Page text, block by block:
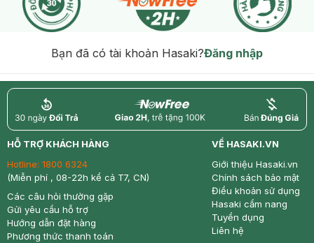
Bạn đã có tài khoản Hasaki?Đăng nhập
return nowfree price
HỖ TRỢ KHÁCH HÀNG
Hotline: 1800 6324
(Miễn phí , 08-22h kể cả T7, CN)
Các câu hỏi thường gặp
Gửi yêu cầu hỗ trợ
Hướng dẫn đặt hàng
Phương thức thanh toán
VỀ HASAKI.VN
Giới thiệu Hasaki.vn
Chính sách bảo mật
Điều khoản sử dụng
Hasaki cẩm nang
Tuyển dụng
Liên hệ